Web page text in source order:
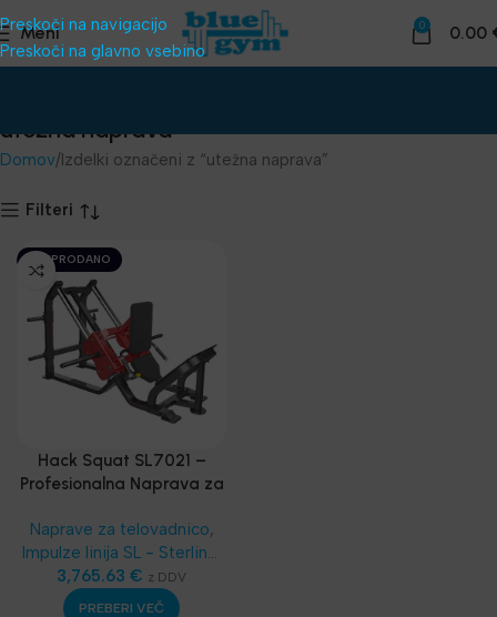
Preskoči na navigacijo
Preskoči na glavno vsebino
Meni 0 0.00
utežna naprava
Domov Izdelki označeni z “utežna naprava”
Filteri
RAZPRODANO
Hack Squat SL7021 –
Profesionalna Naprava za
Naprave za telovadnico,
Impulze linija SL - Sterling
Oprema za klube,
Telovadnice, Najnovejša
3,765.63 € z DDV
PREBERI VEČ